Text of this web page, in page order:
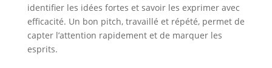
identifier les idées fortes et savoir les exprimer avec
efficacité. Un bon pitch, travaillé et répété, permet de
capter l’attention rapidement et de marquer les
esprits.